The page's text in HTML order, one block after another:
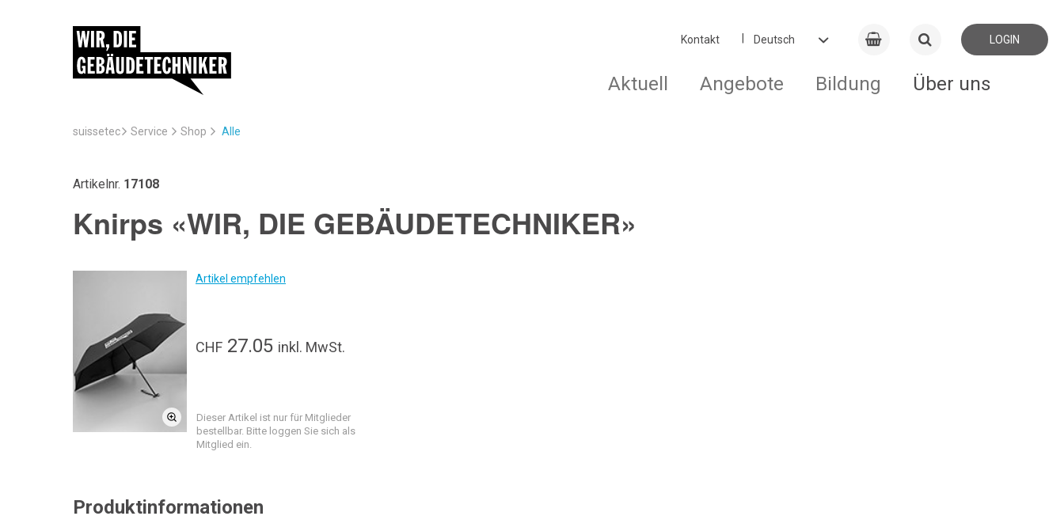
Kontakt LOGIN
Aktuell Angebote Bildung Über uns
suissetec Service Shop Alle
Artikelnr. 17108
Knirps «WIR, DIE GEBÄUDETECHNIKER»
Artikel empfehlen
CHF 27.05 inkl. MwSt.
Dieser Artikel ist nur für Mitglieder
bestellbar. Bitte loggen Sie sich als
Mitglied ein.
Produktinformationen